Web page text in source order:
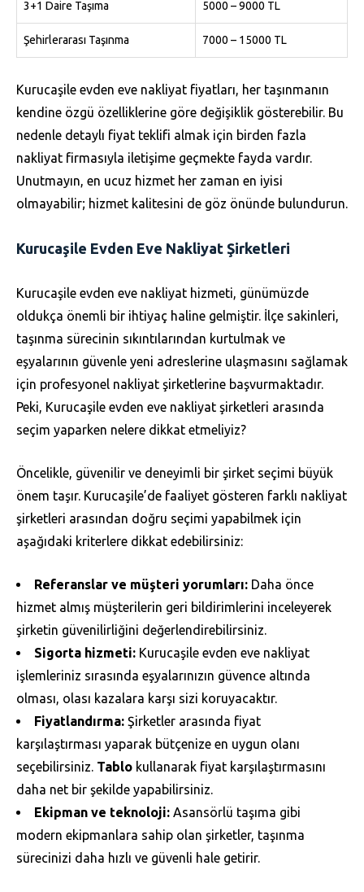
3+1 Daire Taşıma 5000 – 9000 TL
Şehirlerarası Taşınma 7000 – 15000 TL
Kurucaşile evden eve nakliyat fiyatları, her taşınmanın
kendine özgü özelliklerine göre değişiklik gösterebilir. Bu
nedenle detaylı fiyat teklifi almak için birden fazla
nakliyat firmasıyla iletişime geçmekte fayda vardır.
Unutmayın, en ucuz hizmet her zaman en iyisi
olmayabilir; hizmet kalitesini de göz önünde bulundurun.
Kurucaşile Evden Eve Nakliyat Şirketleri
Kurucaşile evden eve nakliyat hizmeti, günümüzde
oldukça önemli bir ihtiyaç haline gelmiştir. İlçe sakinleri,
taşınma sürecinin sıkıntılarından kurtulmak ve
eşyalarının güvenle yeni adreslerine ulaşmasını sağlamak
için profesyonel nakliyat şirketlerine başvurmaktadır.
Peki, Kurucaşile evden eve nakliyat şirketleri arasında
seçim yaparken nelere dikkat etmeliyiz?
Öncelikle, güvenilir ve deneyimli bir şirket seçimi büyük
önem taşır. Kurucaşile’de faaliyet gösteren farklı nakliyat
şirketleri arasından doğru seçimi yapabilmek için
aşağıdaki kriterlere dikkat edebilirsiniz:
Referanslar ve müşteri yorumları: Daha önce
hizmet almış müşterilerin geri bildirimlerini inceleyerek
şirketin güvenilirliğini değerlendirebilirsiniz.
Sigorta hizmeti: Kurucaşile evden eve nakliyat
işlemleriniz sırasında eşyalarınızın güvence altında
olması, olası kazalara karşı sizi koruyacaktır.
Fiyatlandırma: Şirketler arasında fiyat
karşılaştırması yaparak bütçenize en uygun olanı
seçebilirsiniz. Tablo kullanarak fiyat karşılaştırmasını
daha net bir şekilde yapabilirsiniz.
Ekipman ve teknoloji: Asansörlü taşıma gibi
modern ekipmanlara sahip olan şirketler, taşınma
sürecinizi daha hızlı ve güvenli hale getirir.